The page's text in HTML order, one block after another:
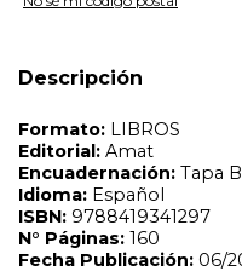
Descripción
todo porque se trabaja con
académica, la falta de
absorbente o el estrés que
(entre otras muchas causas)
salud de un profesorado
incomprendido y, sobre todo,
dos décadas de experiencia
Cristina Méndez ha querido